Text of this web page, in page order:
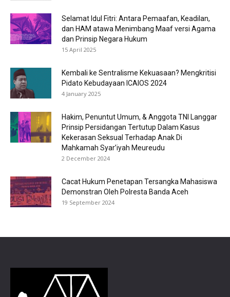
Selamat Idul Fitri: Antara Pemaafan, Keadilan,
dan HAM atawa Menimbang Maaf versi Agama
dan Prinsip Negara Hukum
15 April 2025
Kembali ke Sentralisme Kekuasaan? Mengkritisi
Pidato Kebudayaan ICAIOS 2024
4 January 2025
Hakim, Penuntut Umum, & Anggota TNI Langgar
Prinsip Persidangan Tertutup Dalam Kasus
Kekerasan Seksual Terhadap Anak Di
Mahkamah Syar’iyah Meureudu
2 December 2024
Cacat Hukum Penetapan Tersangka Mahasiswa
Demonstran Oleh Polresta Banda Aceh
19 September 2024